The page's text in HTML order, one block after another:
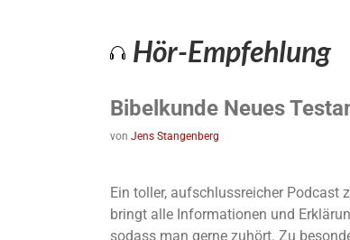
Hör-Empfehlung
Bibelkunde Neues
von Jens Stangenberg
Ein toller, aufschlussreicher Podcast
bringt alle Informationen und
sodass man gerne zuhört. Zu